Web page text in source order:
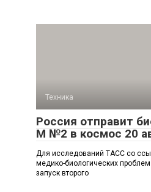
Техника
Россия отправит
М №2 в космос 20
Для исследований ТАСС со
медико-биологических
запуск второго